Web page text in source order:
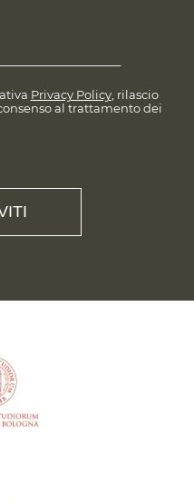
Privacy Policy, rilascio
al trattamento dei